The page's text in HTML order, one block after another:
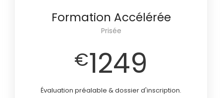
Formation Accélérée
Prisée
€1249
Évaluation préalable & dossier d'inscription.